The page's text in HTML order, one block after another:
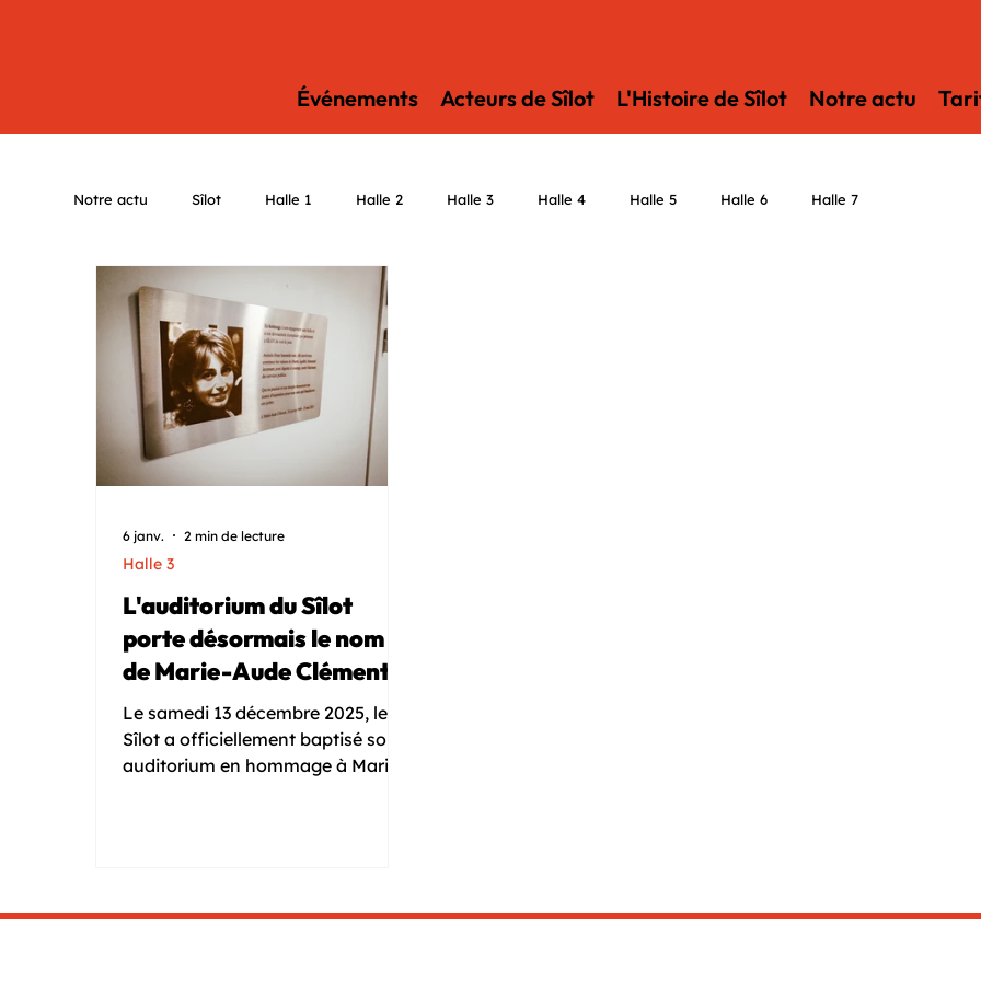
Événements Acteurs de Sîlot L'Histoire de Sîlot Notre actu
Notre actu Sîlot Halle 1 Halle 2 Halle 3 Halle 4 Halle 5 Halle 6 Halle 7
L'auditorium du Sîlot
porte désormais le nom
de Marie-Aude Clément
Le samedi 13 décembre 2025, le
Sîlot a officiellement baptisé son
auditorium en hommage à Marie-
Halle 3
6 janv. 2 min de lecture